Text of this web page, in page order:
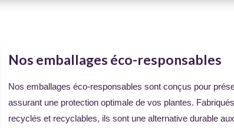
Nos emballages éco-responsables
Nos emballages éco-responsables sont conçus pour
assurant une protection optimale de vos plantes.
recyclés et recyclables, ils sont une alternative durable